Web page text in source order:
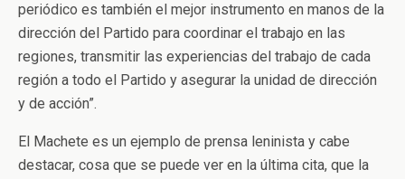
periódico es también el mejor instrumento en manos de la
dirección del Partido para coordinar el trabajo en las
regiones, transmitir las experiencias del trabajo de cada
región a todo el Partido y asegurar la unidad de dirección
y de acción”.
El Machete es un ejemplo de prensa leninista y cabe
destacar, cosa que se puede ver en la última cita, que la